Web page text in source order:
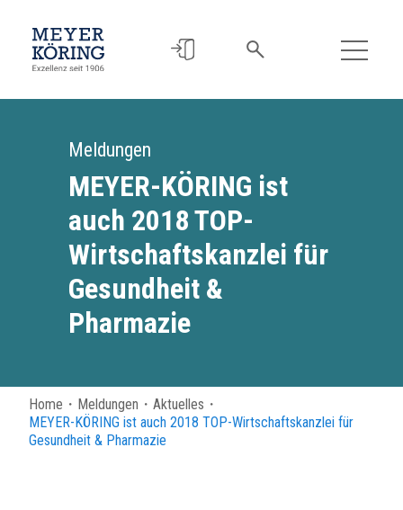
Meldungen
MEYER-KÖRING ist
auch 2018 TOP-
Wirtschaftskanzlei für
Gesundheit &
Pharmazie
Home ・ Meldungen ・ Aktuelles ・
MEYER-KÖRING ist auch 2018 TOP-Wirtschaftskanzlei für
Gesundheit & Pharmazie